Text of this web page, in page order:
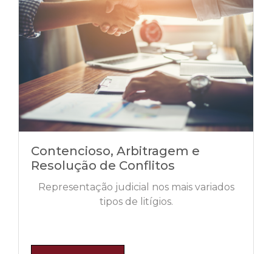
Contencioso, Arbitragem e
Resolução de Conflitos
Representação judicial nos mais variados
tipos de litígios.